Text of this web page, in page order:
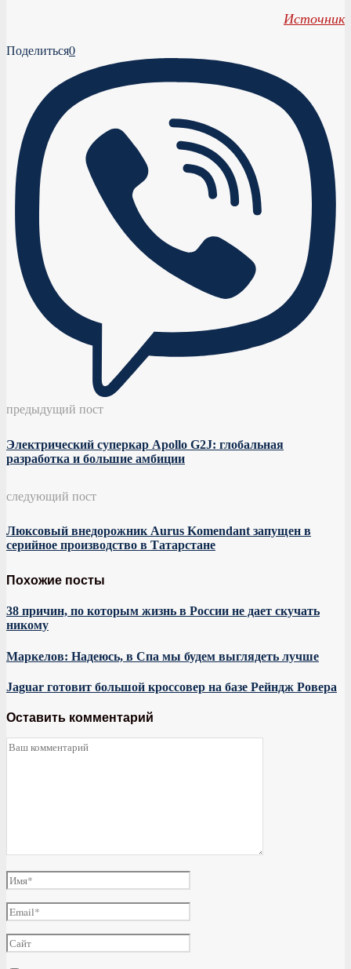
Источник
Поделиться0
предыдущий пост
Электрический суперкар Apollo G2J: глобальная
разработка и большие амбиции
следующий пост
Люксовый внедорожник Aurus Komendant запущен в
серийное производство в Татарстане
Похожие посты
38 причин, по которым жизнь в России не дает скучать
никому
Маркелов: Надеюсь, в Спа мы будем выглядеть лучше
Jaguar готовит большой кроссовер на базе Рейндж Ровера
Оставить комментарий